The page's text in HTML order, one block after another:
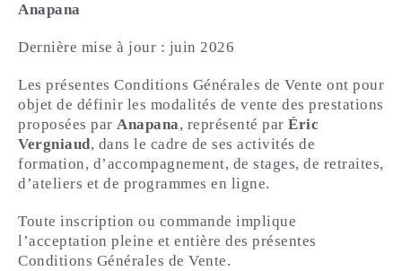
- Programme e-learning
- Formation Cohérence Cardiaque
- Stage 4 jours
- Retraites Silencieuses
- Ateliers individuels Gestion du stress
Qui suis-je ?
Anapana
Dernière mise à jour : juin 2026
Les présentes Conditions Générales de Vente ont pour
objet de définir les modalités de vente des prestations
proposées par Anapana, représenté par Éric
Vergniaud, dans le cadre de ses activités de
formation, d’accompagnement, de stages, de retraites,
d’ateliers et de programmes en ligne.
Toute inscription ou commande implique
l’acceptation pleine et entière des présentes
Conditions Générales de Vente.